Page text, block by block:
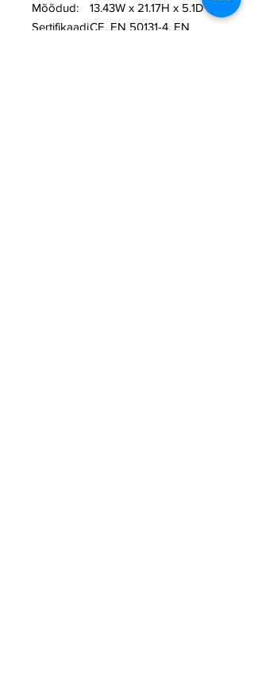
Mõõdud:
13.43W x 21.17H x 5.1D cm
SertifikaadiCE, EN 50131-4, EN